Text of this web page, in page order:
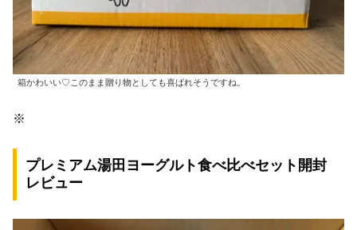
箱かわいい♡このまま贈り物としても喜ばれそうですね。
※
プレミアム湯田ヨーグルト食べ比べセット開封
レビュー